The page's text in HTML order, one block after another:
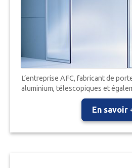
L’entreprise AFC, fabricant de
aluminium, télescopiques et
En savoir